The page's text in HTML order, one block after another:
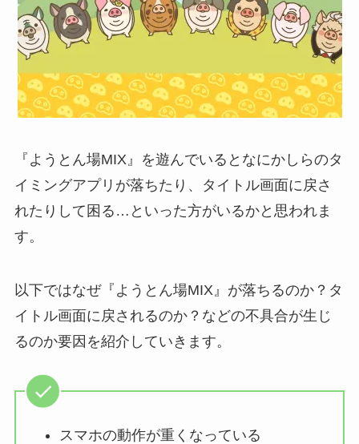
『ようとん場MIX』を遊んでいるとなにかしらのタ
イミングアプリが落ちたり、タイトル画面に戻さ
れたりして困る…といった方がいるかと思われま
す。
以下ではなぜ『ようとん場MIX』が落ちるのか？タ
イトル画面に戻されるのか？などの不具合が生じ
るのか要因を紹介していきます。
スマホの動作が重くなっている